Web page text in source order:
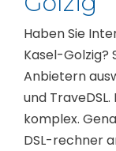
Haben Sie
Kasel-Golzig?
Anbietern
und
komplex.
DSL-rechner